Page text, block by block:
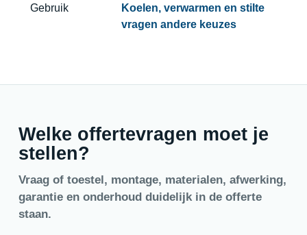
Gebruik
Koelen, verwarmen en stilte
vragen andere keuzes
Welke offertevragen moet je
stellen?
Vraag of toestel, montage, materialen, afwerking,
garantie en onderhoud duidelijk in de offerte
staan.